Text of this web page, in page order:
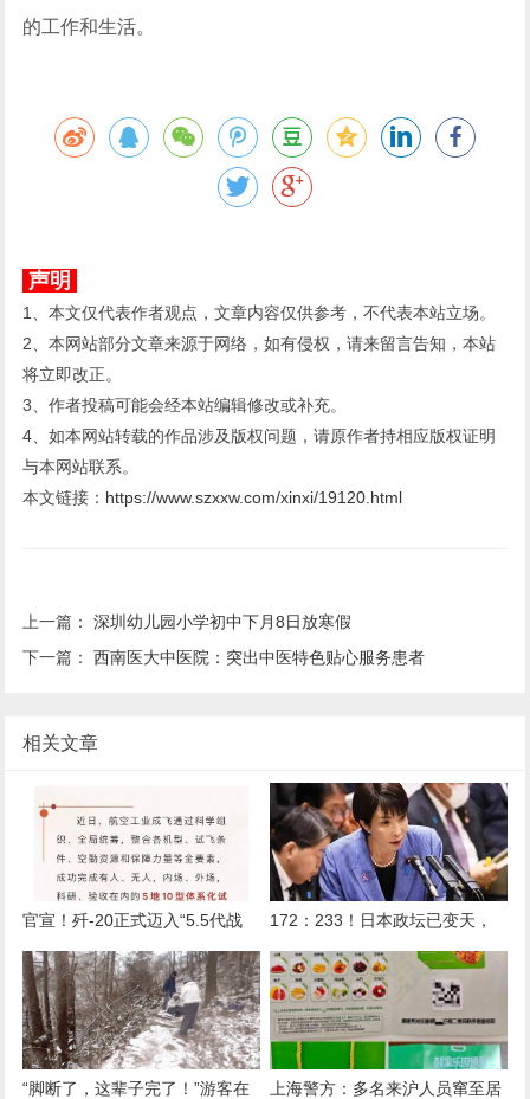
的工作和生活。
声明
1、本文仅代表作者观点，文章内容仅供参考，不代表本站立场。
2、本网站部分文章来源于网络，如有侵权，请来留言告知，本站
将立即改正。
3、作者投稿可能会经本站编辑修改或补充。
4、如本网站转载的作品涉及版权问题，请原作者持相应版权证明
与本网站联系。
本文链接： https://www.szxxw.com/xinxi/19120.html
上一篇：深圳幼儿园小学初中下月8日放寒假
下一篇：西南医大中医院：突出中医特色贴心服务患者
相关文章
官宣！歼-20正式迈入“5.5代战
机”时代，性能上有了哪些进
步？
172：233！日本政坛已变天，
高市早苗疯狂洗牌，新首相浮出
水面，给中方提了个醒
“脚断了，这辈子完了！”游客在
上海警方：多名来沪人员窜至居